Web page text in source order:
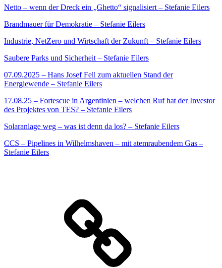
Netto – wenn der Dreck ein „Ghetto“ signalisiert – Stefanie Eilers
Brandmauer für Demokratie – Stefanie Eilers
Industrie, NetZero und Wirtschaft der Zukunft – Stefanie Eilers
Saubere Parks und Sicherheit – Stefanie Eilers
07.09.2025 – Hans Josef Fell zum aktuellen Stand der
Energiewende – Stefanie Eilers
17.08.25 – Fortescue in Argentinien – welchen Ruf hat der Investor
des Projektes von TES? – Stefanie Eilers
Solaranlage weg – was ist denn da los? – Stefanie Eilers
CCS – Pipelines in Wilhelmshaven – mit atemraubendem Gas –
Stefanie Eilers